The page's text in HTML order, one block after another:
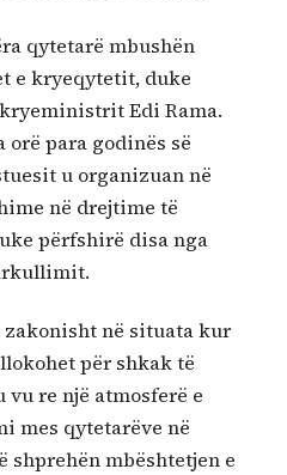
qytetarë mbushën
e kryeqytetit, duke
Edi Rama.
para godinës së
u organizuan në
në drejtime të
përfshirë disa nga
zakonisht në situata kur
për shkak të
vu re një atmosferë e
mes qytetarëve në
shprehën mbështetjen e